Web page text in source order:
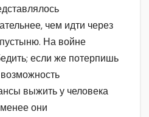
чем идти через
На войне
если же потерпишь
выжить у человека
они